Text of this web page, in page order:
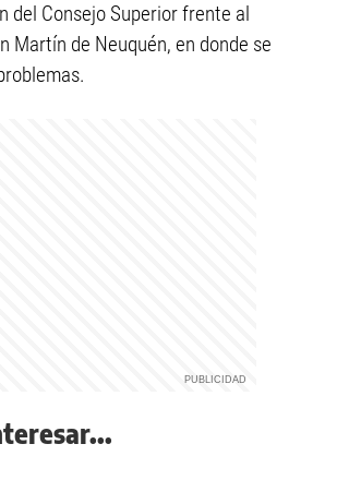
del Consejo Superior frente al
Martín de Neuquén, en donde se